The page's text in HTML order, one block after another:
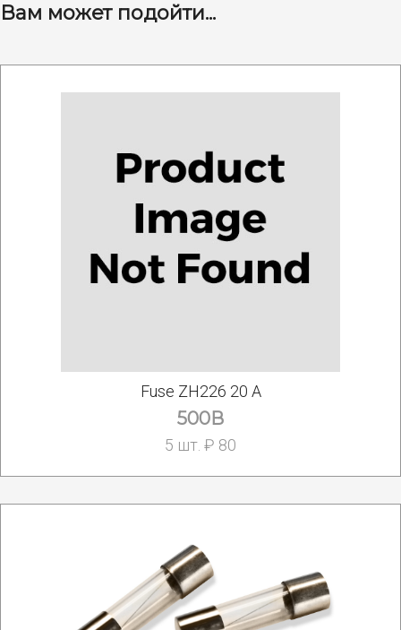
Вам может подойти...
Fuse ZH226 20 А
500В
5 шт. ₽ 80